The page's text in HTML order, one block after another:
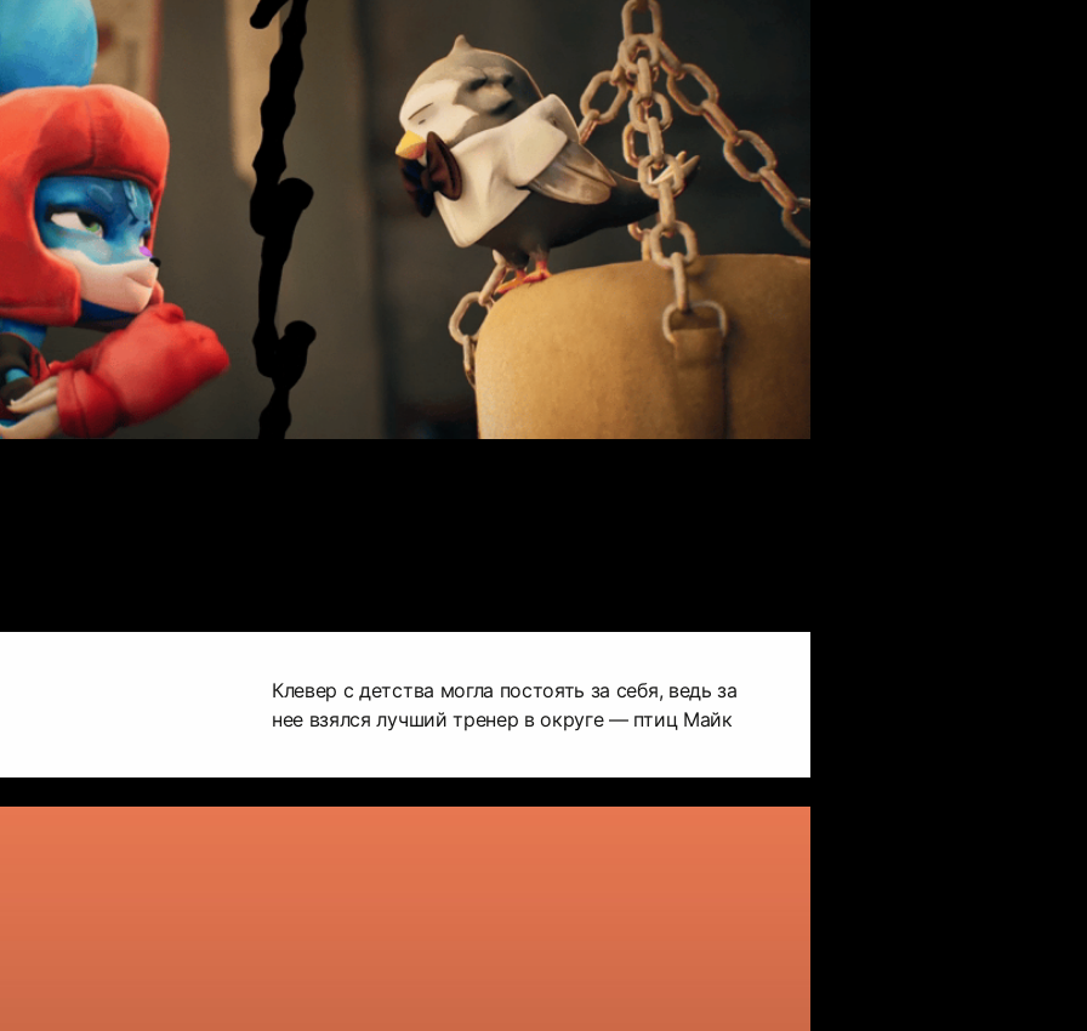
Клевер с детства могла постоять за себя, ведь за
нее взялся лучший тренер в округе — птиц Майк